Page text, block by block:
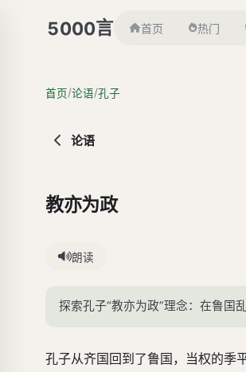
5000言 首页 热门
首页/论语/孔子
论语
教亦为政
朗读
探索孔子“教亦为政”理念：在鲁国
孔子从齐国回到了鲁国，当权的季